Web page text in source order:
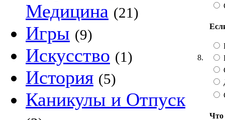
Медицина (21)
Игры (9)
Искусство (1)
История (5)
Каникулы и Отпуск
8.
Что